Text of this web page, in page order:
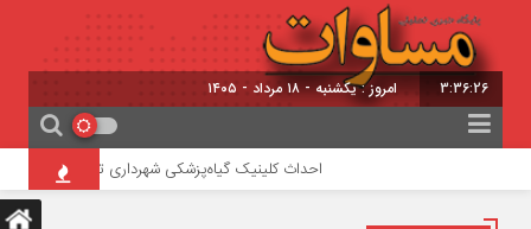
3:36:26 امروز : یکشنبه - ۱۸ مرداد - ۱۴۰۵
احداث کلینیک گیاه‌پزشکی شهرداری تبریز در تفرجگاه